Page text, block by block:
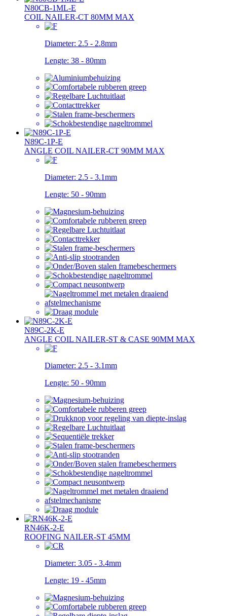
N80CB-1ML-E
COIL NAILER-CT 80MM MAX
Diameter: 2.5 - 2.8mm
Lengte: 38 - 80mm
N89C-1P-E
ANGLE COIL NAILER-CT 90MM MAX
Diameter: 2.5 - 3.1mm
Lengte: 50 - 90mm
N89C-2K-E
ANGLE COIL NAILER-ST & CASE 90MM MAX
Diameter: 2.5 - 3.1mm
Lengte: 50 - 90mm
RN46K-2-E
ROOFING NAILER-ST 45MM
Diameter: 3.05 - 3.4mm
Lengte: 19 - 45mm